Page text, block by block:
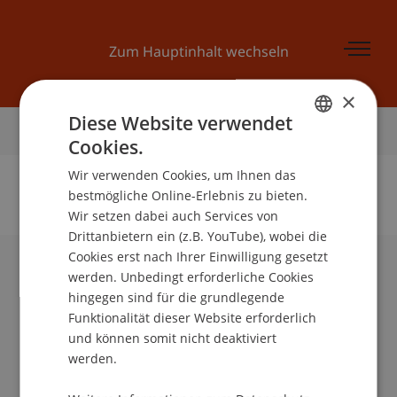
Zum Hauptinhalt wechseln
Startseite
Keine Daten zu dieser Person gefunden
Universität Liechtenstein
Fürst-Franz-Josef-Strasse
9490 Vaduz
Liechtenstein
info@uni.li
×
Diese Website verwendet
Cookies.
Wir verwenden Cookies, um Ihnen das
bestmögliche Online-Erlebnis zu bieten.
Wir setzen dabei auch Services von
Drittanbietern ein (z.B. YouTube), wobei die
Cookies erst nach Ihrer Einwilligung gesetzt
werden. Unbedingt erforderliche Cookies
hingegen sind für die grundlegende
Funktionalität dieser Website erforderlich
und können somit nicht deaktiviert
werden.